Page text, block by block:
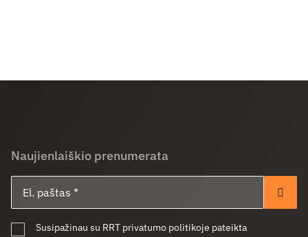
Naujienlaiškio prenumerata
Susipažinau su RRT privatumo politikoje pateikta